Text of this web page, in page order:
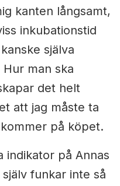
kanten långsamt,
inkubationstid
själva
man ska
det helt
att jag måste ta
på köpet.
indikator på Annas
funkar inte så